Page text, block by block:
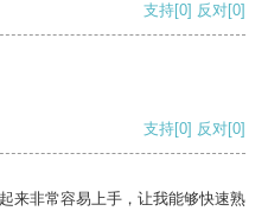
支持[0] 反对[0]
支持[0] 反对[0]
来非常容易上手，让我能够快速熟